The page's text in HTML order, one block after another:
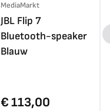
MediaMarkt
JBL Flip 7
Bluetooth-speaker
Blauw
€ 113,00